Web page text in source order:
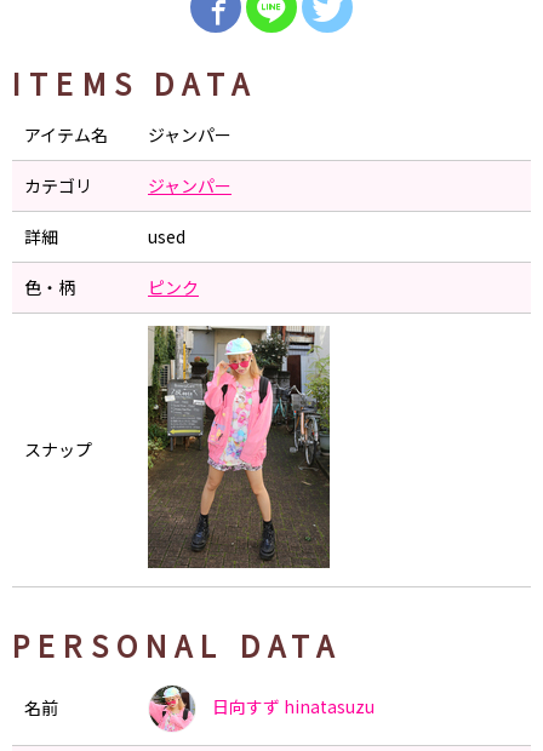
ITEMS DATA
アイテム名 ジャンパー
カテゴリ ジャンパー
詳細 used
色・柄 ピンク
スナップ
PERSONAL DATA
名前 日向すず hinatasuzu